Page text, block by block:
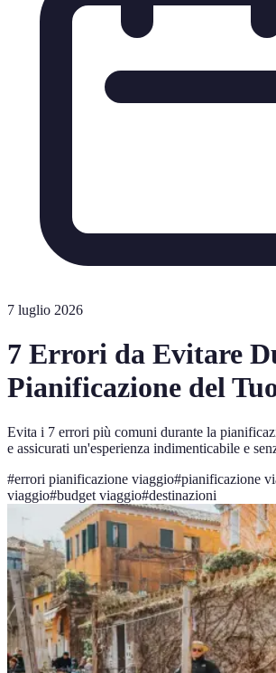
7 luglio 2026
7 Errori da Evitare
Pianificazione del
Evita i 7 errori più comuni durante la
e assicurati un'esperienza indimenticabile e
#errori pianificazione viaggio#pianificazione
viaggio#budget viaggio#destinazioni